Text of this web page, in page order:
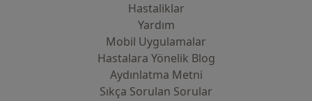
Hastaliklar
Yardım
Mobil Uygulamalar
Hastalara Yönelik Blog
Aydınlatma Metni
Sıkça Sorulan Sorular